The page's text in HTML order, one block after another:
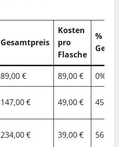
Gesamtpreis
Kosten
pro
Flasche
%
89,00 € 89,00 € 0%
147,00 € 49,00 € 45%
234,00 € 39,00 € 56%